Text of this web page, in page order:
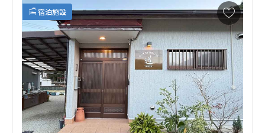
宿泊施設
お
気
に
入
り
に
追
加